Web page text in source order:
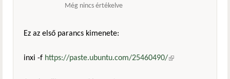
Még nincs értékelve
Ez az első parancs kimenete:
inxi -f https://paste.ubuntu.com/25460490/(külső